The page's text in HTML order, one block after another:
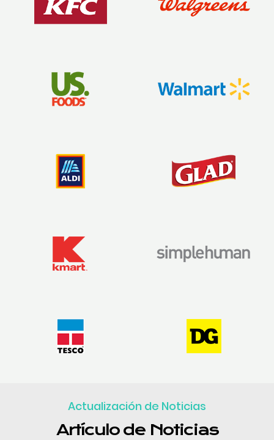
Actualización de Noticias
Artículo de Noticias